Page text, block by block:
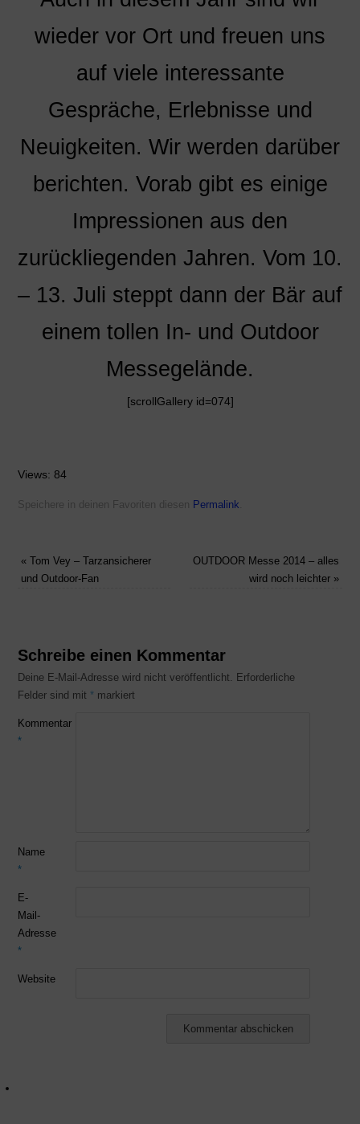
wieder vor Ort und freuen uns
auf viele interessante
Gespräche, Erlebnisse und
Neuigkeiten. Wir werden darüber
berichten. Vorab gibt es einige
Impressionen aus den
zurückliegenden Jahren. Vom 10.
– 13. Juli steppt dann der Bär auf
einem tollen In- und Outdoor
Messegelände.
[scrollGallery id=074]
Views: 84
Speichere in deinen Favoriten diesen Permalink
«Tom Vey – Tarzansicherer
und Outdoor-Fan
OUTDOOR Messe 2014 – alles
wird noch leichter »
Schreibe einen Kommentar
Deine E-Mail-Adresse wird nicht veröffentlicht.
Erforderliche
Felder sind mit * markiert
Kommentar
*
Name
*
E-
Mail-
Adresse
*
Website